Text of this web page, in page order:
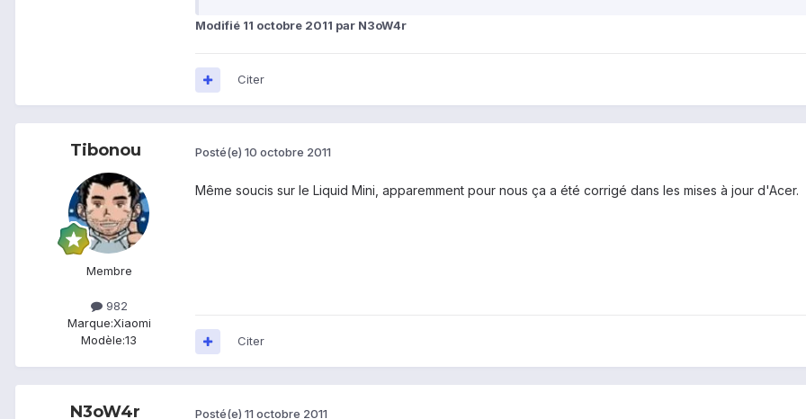
Modifié 11 octobre 2011 par N3oW4r
Citer
Tibonou
Membre
982
Marque:Xiaomi
Modèle:13
Posté(e) 10 octobre 2011
Même soucis sur le Liquid Mini, apparemment pour nous ça a été corrigé dans les mises à jour d'Acer.
Citer
N3oW4r Posté(e) 11 octobre 2011